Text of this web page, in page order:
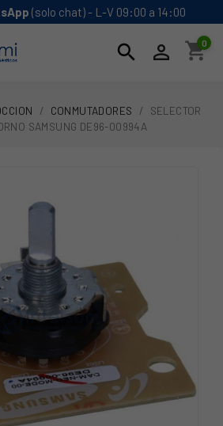
(solo chat) - L-V 09:00 a 14:00
search  shopping_cart
0
CONMUTADORES
SELECTOR
SAMSUNG DE96-00994A